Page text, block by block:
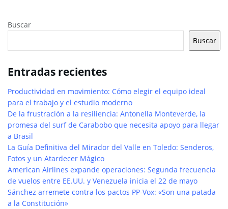
Buscar
Buscar
Entradas recientes
Productividad en movimiento: Cómo elegir el equipo ideal
para el trabajo y el estudio moderno
De la frustración a la resiliencia: Antonella Monteverde, la
promesa del surf de Carabobo que necesita apoyo para llegar
a Brasil
La Guía Definitiva del Mirador del Valle en Toledo: Senderos,
Fotos y un Atardecer Mágico
American Airlines expande operaciones: Segunda frecuencia
de vuelos entre EE.UU. y Venezuela inicia el 22 de mayo
Sánchez arremete contra los pactos PP-Vox: «Son una patada
a la Constitución»